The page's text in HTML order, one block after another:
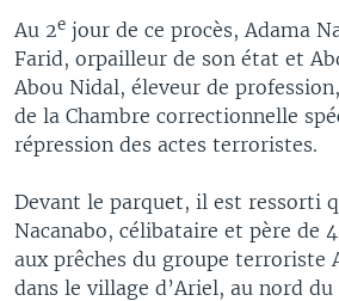
Au 2e jour de ce procès, Adama
Farid, orpailleur de son état et
Abou Nidal, éleveur de
de la Chambre correctionnelle
répression des actes terroristes.
Devant le parquet, il est ressorti
Nacanabo, célibataire et père de
aux prêches du groupe terroriste
dans le village d’Ariel, au nord du